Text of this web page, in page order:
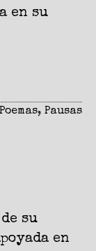
en su
Poemas, Pausas
su
en